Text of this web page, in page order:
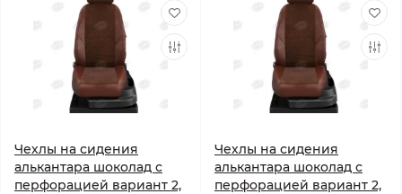
Чехлы на сидения
алькантара шоколад с
перфорацией вариант 2,
Чехлы на сидения
алькантара шоколад с
перфорацией вариант 2,